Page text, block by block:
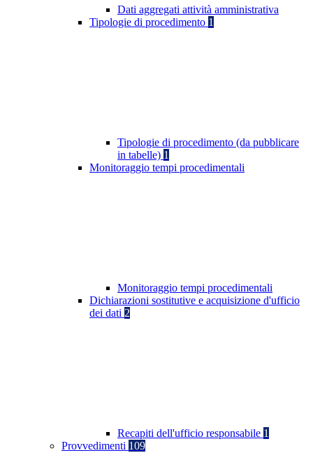
Dati aggregati attività amministrativa
Tipologie di procedimento 1
Tipologie di procedimento (da pubblicare
in tabelle) 1
Monitoraggio tempi procedimentali
Monitoraggio tempi procedimentali
Dichiarazioni sostitutive e acquisizione d'ufficio
dei dati 2
Recapiti dell'ufficio responsabile 1
Provvedimenti 109